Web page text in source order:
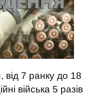
від 7 ранку до 18
війська 5 разів